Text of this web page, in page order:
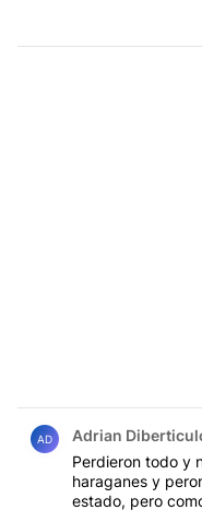
AD Adrian
Perdieron todo y
haraganes y
estado, pero